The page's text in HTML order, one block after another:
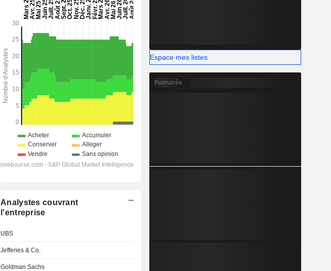
Analystes couvrant
l'entreprise
UBS
Jefferies & Co.
Goldman Sachs
Espace mes listes
Palmarès